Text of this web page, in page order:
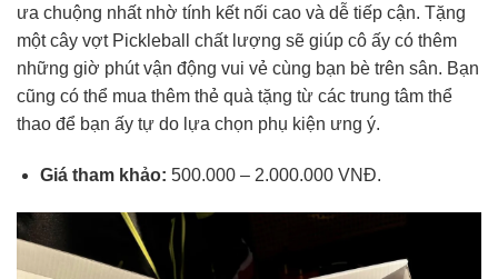
ưa chuộng nhất nhờ tính kết nối cao và dễ tiếp cận. Tặng
một cây vợt Pickleball chất lượng sẽ giúp cô ấy có thêm
những giờ phút vận động vui vẻ cùng bạn bè trên sân. Bạn
cũng có thể mua thêm thẻ quà tặng từ các trung tâm thể
thao để bạn ấy tự do lựa chọn phụ kiện ưng ý.
Giá tham khảo: 500.000 – 2.000.000 VNĐ.